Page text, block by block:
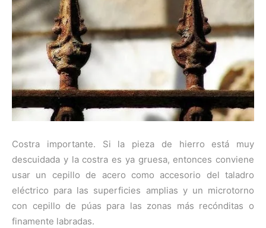
Costra importante. Si la pieza de hierro está muy
descuidada y la costra es ya gruesa, entonces conviene
usar un cepillo de acero como accesorio del taladro
eléctrico para las superficies amplias y un microtorno
con cepillo de púas para las zonas más recónditas o
finamente labradas.